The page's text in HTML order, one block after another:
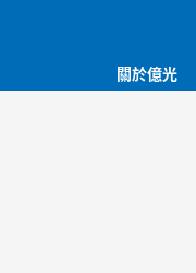
關於億光